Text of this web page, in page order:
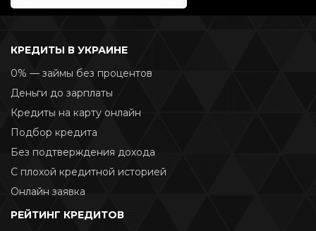
КРЕДИТЫ В УКРАИНЕ
0% — займы без процентов
Деньги до зарплаты
Кредиты на карту онлайн
Подбор кредита
Без подтверждения дохода
С плохой кредитной историей
Онлайн заявка
РЕЙТИНГ КРЕДИТОВ